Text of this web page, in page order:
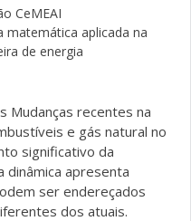
CeMEAI
matemática aplicada na
de energia
Mudanças recentes na
e gás natural no
significativo da
dinâmica apresenta
ser endereçados
dos atuais.